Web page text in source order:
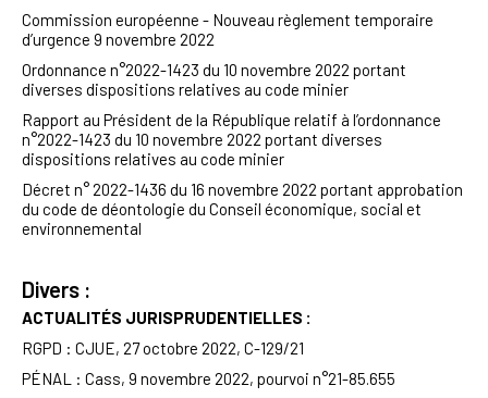
Commission européenne - Nouveau règlement temporaire
d’urgence 9 novembre 2022
Ordonnance n°2022-1423 du 10 novembre 2022 portant
diverses dispositions relatives au code minier
Rapport au Président de la République relatif à l’ordonnance
n°2022-1423 du 10 novembre 2022 portant diverses
dispositions relatives au code minier
Décret n° 2022-1436 du 16 novembre 2022 portant approbation
du code de déontologie du Conseil économique, social et
environnemental
Divers :
ACTUALITÉS JURISPRUDENTIELLES :
RGPD : CJUE, 27 octobre 2022, C-129/21
PÉNAL : Cass, 9 novembre 2022, pourvoi n°21-85.655